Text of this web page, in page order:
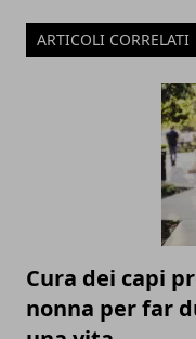
ARTICOLI CORRELATI
Cura dei capi
nonna per far